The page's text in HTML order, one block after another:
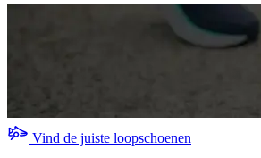
Vind de juiste loopschoenen